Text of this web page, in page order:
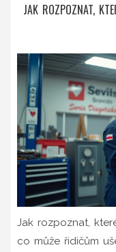
JAK ROZPOZNAT,
Jak rozpoznat,
co může řidičům